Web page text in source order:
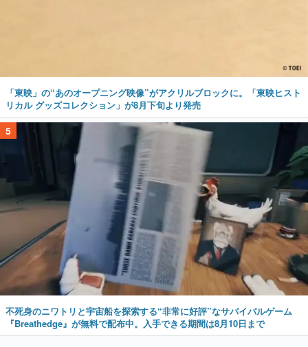
「東映」の“あのオープニング映像”がアクリルブロックに。「東映ヒスト
リカル グッズコレクション」が8月下旬より発売
5
不死身のニワトリと宇宙船を探索する“非常に好評”なサバイバルゲーム
『Breathedge』が無料で配布中。入手できる期間は8月10日まで